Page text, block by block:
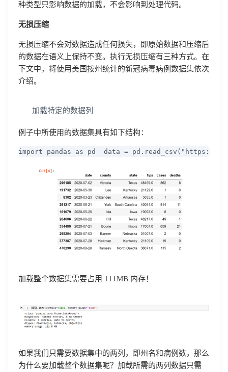
种类型只影响数据的加载，不会影响到处理代码。
无损压缩
无损压缩不会对数据造成任何损失，即原始数据和压缩后
的数据在语义上保持不变。执行无损压缩有三种方式。在
下文中，将使用美国按州统计的新冠病毒病例数据集依次
介绍。
加载特定的数据列
例子中所使用的数据集具有如下结构：
import pandas as pd  data =
加载整个数据集需要占用 111MB 内存！
如果我们只需要数据集中的两列，即州名和病例数，那么
为什么要加载整个数据集呢？加载所需的两列数据只需